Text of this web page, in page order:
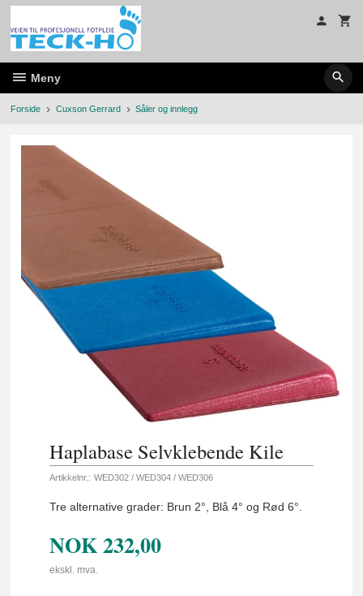
Gå
innholdet
Meny
Forside Cuxson Gerrard Såler og innlegg
Haplabase Selvklebende Kile
Artikkelnr.: WED302 / WED304 / WED306
Tre alternative grader: Brun 2°, Blå 4° og Rød 6°.
NOK232,00
ekskl. mva.